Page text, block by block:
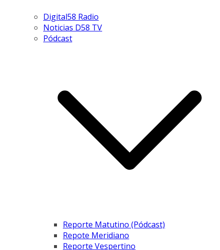
Digital58 Radio
Noticias D58 TV
Pódcast
Reporte Matutino (Pódcast)
Repote Meridiano
Reporte Vespertino